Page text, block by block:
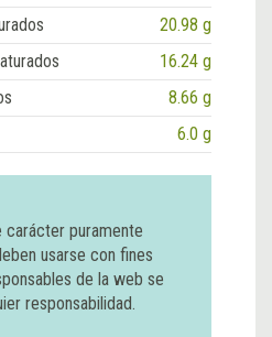
20.98 g
16.24 g
8.66 g
6.0 g
carácter puramente
usarse con fines
de la web se
responsabilidad.